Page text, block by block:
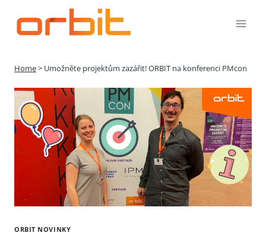
obsah
Home> Umožněte projektům zazářit! ORBIT na konferenci PMcon
ORBIT NOVINKY